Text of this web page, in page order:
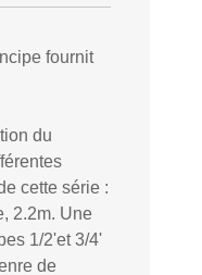
fournit
du
cette série :
2.2m. Une
1/2'et 3/4'
de